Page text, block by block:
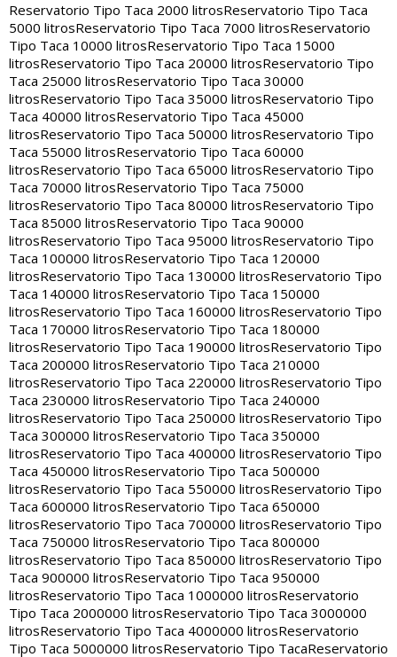
Reservatorio Tipo Taca 2000 litrosReservatorio Tipo Taca
5000 litrosReservatorio Tipo Taca 7000 litrosReservatorio
Tipo Taca 10000 litrosReservatorio Tipo Taca 15000
litrosReservatorio Tipo Taca 20000 litrosReservatorio Tipo
Taca 25000 litrosReservatorio Tipo Taca 30000
litrosReservatorio Tipo Taca 35000 litrosReservatorio Tipo
Taca 40000 litrosReservatorio Tipo Taca 45000
litrosReservatorio Tipo Taca 50000 litrosReservatorio Tipo
Taca 55000 litrosReservatorio Tipo Taca 60000
litrosReservatorio Tipo Taca 65000 litrosReservatorio Tipo
Taca 70000 litrosReservatorio Tipo Taca 75000
litrosReservatorio Tipo Taca 80000 litrosReservatorio Tipo
Taca 85000 litrosReservatorio Tipo Taca 90000
litrosReservatorio Tipo Taca 95000 litrosReservatorio Tipo
Taca 100000 litrosReservatorio Tipo Taca 120000
litrosReservatorio Tipo Taca 130000 litrosReservatorio Tipo
Taca 140000 litrosReservatorio Tipo Taca 150000
litrosReservatorio Tipo Taca 160000 litrosReservatorio Tipo
Taca 170000 litrosReservatorio Tipo Taca 180000
litrosReservatorio Tipo Taca 190000 litrosReservatorio Tipo
Taca 200000 litrosReservatorio Tipo Taca 210000
litrosReservatorio Tipo Taca 220000 litrosReservatorio Tipo
Taca 230000 litrosReservatorio Tipo Taca 240000
litrosReservatorio Tipo Taca 250000 litrosReservatorio Tipo
Taca 300000 litrosReservatorio Tipo Taca 350000
litrosReservatorio Tipo Taca 400000 litrosReservatorio Tipo
Taca 450000 litrosReservatorio Tipo Taca 500000
litrosReservatorio Tipo Taca 550000 litrosReservatorio Tipo
Taca 600000 litrosReservatorio Tipo Taca 650000
litrosReservatorio Tipo Taca 700000 litrosReservatorio Tipo
Taca 750000 litrosReservatorio Tipo Taca 800000
litrosReservatorio Tipo Taca 850000 litrosReservatorio Tipo
Taca 900000 litrosReservatorio Tipo Taca 950000
litrosReservatorio Tipo Taca 1000000 litrosReservatorio
Tipo Taca 2000000 litrosReservatorio Tipo Taca 3000000
litrosReservatorio Tipo Taca 4000000 litrosReservatorio
Tipo Taca 5000000 litrosReservatorio Tipo TacaReservatorio